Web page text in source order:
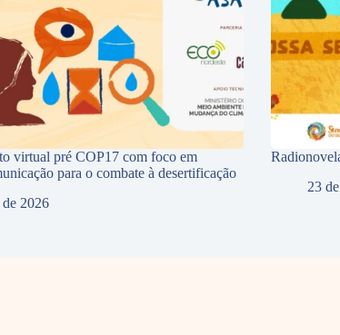
virtual pré COP17 com foco em
para o combate à desertificação
2026
23